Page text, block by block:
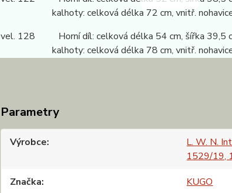
kalhoty: celková délka 72 cm, vnitř. nohavice
vel. 128 Horní díl: celková délka 54 cm, šířka 39,5
kalhoty: celková délka 78 cm, vnitř. nohavice
Parametry
Výrobce
L. W. N.
1529/19,
Značka
KUGO